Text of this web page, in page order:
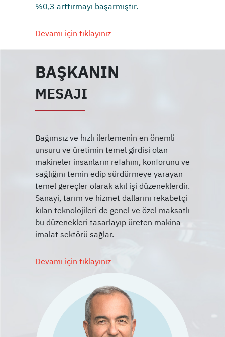
%0,3 arttırmayı başarmıştır.
Devamı için tıklayınız
BAŞKANIN
MESAJI
Bağımsız ve hızlı ilerlemenin en önemli
unsuru ve üretimin temel girdisi olan
makineler insanların refahını, konforunu ve
sağlığını temin edip sürdürmeye yarayan
temel gereçler olarak akıl işi düzeneklerdir.
Sanayi, tarım ve hizmet dallarını rekabetçi
kılan teknolojileri de genel ve özel maksatlı
bu düzenekleri tasarlayıp üreten makina
Devamı için tıklayınız